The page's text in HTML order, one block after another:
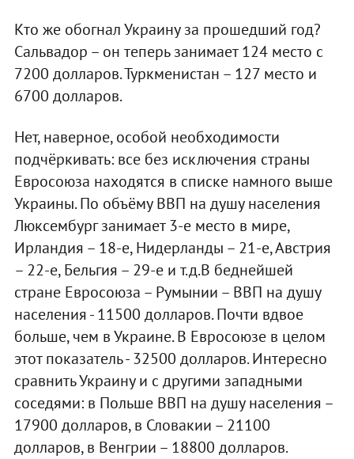
Кто же обогнал Украину за прошедший год?
Сальвадор – он теперь занимает 124 место с
7200 долларов. Туркменистан – 127 место и
6700 долларов.
Нет, наверное, особой необходимости
подчёркивать: все без исключения страны
Евросоюза находятся в списке намного выше
Украины. По объёму ВВП на душу населения
Люксембург занимает 3-е место в мире,
Ирландия – 18-е, Нидерланды – 21-е, Австрия
– 22-е, Бельгия – 29-е и т.д.В беднейшей
стране Евросоюза – Румынии – ВВП на душу
населения - 11500 долларов. Почти вдвое
больше, чем в Украине. В Евросоюзе в целом
этот показатель - 32500 долларов. Интересно
сравнить Украину и с другими западными
соседями: в Польше ВВП на душу населения –
17900 долларов, в Словакии – 21100
долларов, в Венгрии – 18800 долларов.